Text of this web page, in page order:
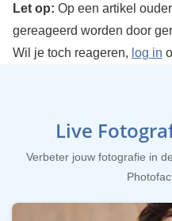
Let op: Op een artikel
gereageerd worden door
Wil je toch reageren, log in
Live
Verbeter jouw fotografie in